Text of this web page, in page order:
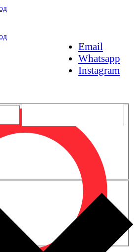
Email
Whatsapp
Instagram